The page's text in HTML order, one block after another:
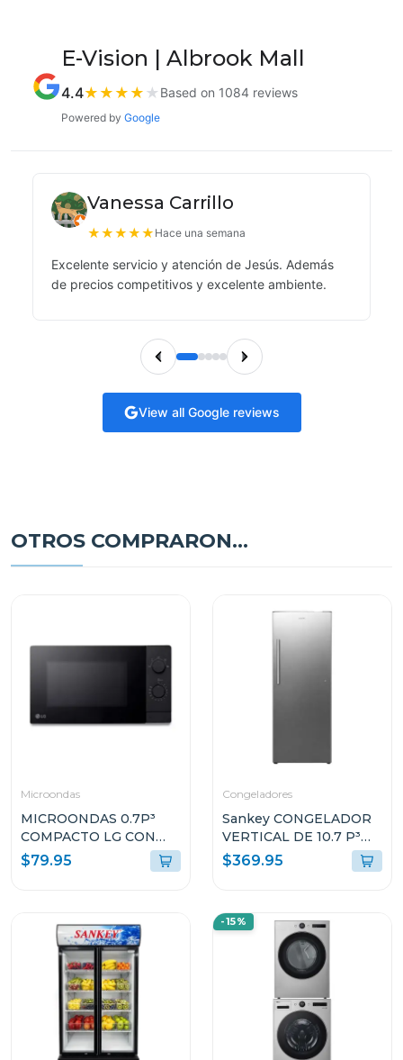
E-Vision | Albrook Mall
4.4★ ★ ★ ★ ★ Based on 1084 reviews
Powered by Google
Vanessa Carrillo
★★★★★ Hace una semana
Excelente servicio y atención de Jesús. Además
de precios competitivos y excelente ambiente.
View all Google reviews
OTROS COMPRARON...
Microondas
MICROONDAS 0.7P³
COMPACTO LG CON
PUERTA DE CRISTAL
MS2082
$79.95
Congeladores
Sankey CONGELADOR
VERTICAL DE 10.7 P³
RFC1301
$369.95
-15%